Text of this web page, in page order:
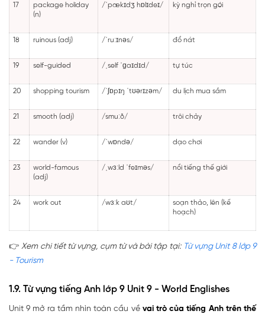
17
package holiday
(n)
/ˈpækɪdʒ hɒlɪdeɪ/ kỳ nghỉ trọn gói
18 ruinous (adj) /ˈruːɪnəs/ đổ nát
19 self-guided /ˌself ˈɡaɪdɪd/ tự túc
20 shopping tourism /ˈʃɒpɪŋ ˈtʊərɪzəm/ du lịch mua sắm
21 smooth (adj) /smuːð/ trôi chảy
22 wander (v) /ˈwɒndə/ dạo chơi
23
world-famous
(adj)
/ˌwɜːld ˈfeɪməs/ nổi tiếng thế giới
24 work out /wɜːk aʊt/
soạn thảo, lên (kế
hoạch)
👉Xem chi tiết từ vựng, cụm từ và bài tập tại: Từ vựng Unit 8 lớp 9
- Tourism
1.9. Từ vựng tiếng Anh lớp 9 Unit 9 - World Englishes
Unit 9 mở ra tầm nhìn toàn cầu về vai trò của tiếng Anh trên thế